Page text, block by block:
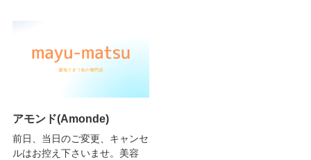
アモンド(Amonde)
前日、当日のご変更、キャンセ
ルはお控え下さいませ。美容